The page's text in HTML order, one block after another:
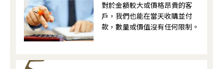
對於金額較大或價格昂貴的客
戶，我們也能在當天收購並付
款，數量或價值沒有任何限制。